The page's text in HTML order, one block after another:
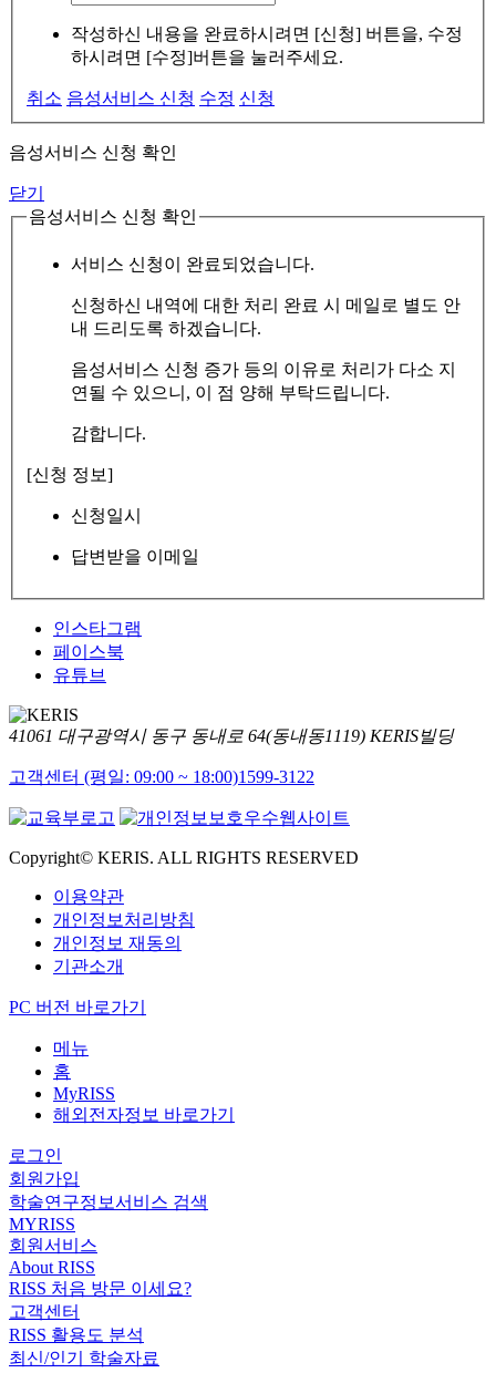
작성하신 내용을 완료하시려면 [신청] 버튼을, 수정
하시려면 [수정]버튼을 눌러주세요.
취소 음성서비스 신청 수정 신청
음성서비스 신청 확인
닫기
음성서비스 신청 확인
서비스 신청이 완료되었습니다.
신청하신 내역에 대한 처리 완료 시 메일로 별도 안
내 드리도록 하겠습니다.
음성서비스 신청 증가 등의 이유로 처리가 다소 지
연될 수 있으니, 이 점 양해 부탁드립니다.
감합니다.
[신청 정보]
신청일시
답변받을 이메일
인스타그램
페이스북
유튜브
41061 대구광역시 동구 동내로 64(동내동1119) KERIS빌딩
고객센터 (평일: 09:00 ~ 18:00)1599-3122
Copyright© KERIS. ALL RIGHTS RESERVED
이용약관
개인정보처리방침
개인정보 재동의
기관소개
PC 버전 바로가기
메뉴
홈
MyRISS
해외전자정보 바로가기
로그인
회원가입
학술연구정보서비스 검색
MYRISS
회원서비스
About RISS
RISS 처음 방문 이세요?
고객센터
RISS 활용도 분석
최신/인기 학술자료